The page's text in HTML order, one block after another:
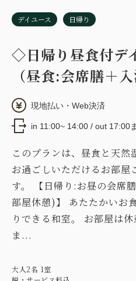
デイユース 日帰り
◇日帰り昼食付デ
（昼食:会席膳＋
現地払い・Web決済
in 11:00~ 14:00 / out 17:00
このプランは、昼食と天然
お過ごしいただけるお部屋
す。 【日帰り:お昼の会席
部屋休憩)】 あたたかいお
りできる和室。 お部屋は
ま...
大人2名 1室